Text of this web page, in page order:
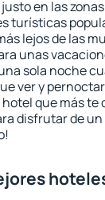
en las
turísticas
lejos de las
unas
sola noche
ver y
hotel que más
disfrutar de un